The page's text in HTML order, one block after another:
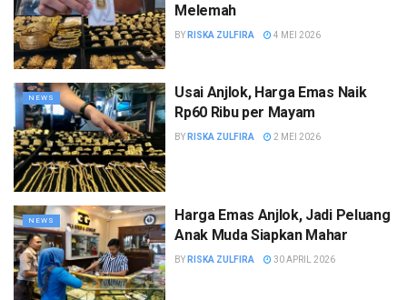
Melemah
BY RISKA ZULFIRA 4 MEI 2026
NEWS
Usai Anjlok, Harga Emas Naik
Rp60 Ribu per Mayam
BY RISKA ZULFIRA 2 MEI 2026
NEWS
Harga Emas Anjlok, Jadi Peluang
Anak Muda Siapkan Mahar
BY RISKA ZULFIRA 30 APRIL 2026